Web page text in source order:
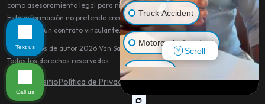
como asesoramiento legal para ningún caso o situación individual.
Esta información no pretende crear, y su recepción o visualización no
constituye un contrato vinculante.
© Derechos de autor 2026 Van Sant Law.
Todos los derechos reservados.
Mapa del sitioPolítica de PrivacidadAviso legal
Truck Accident
Motorcycle Accident
Pedestrian Accident
Scroll
Text us
Call us